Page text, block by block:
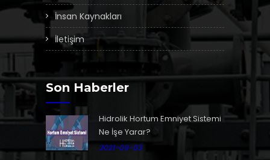
İnsan Kaynakları
İletişim
Son Haberler
Hidrolik Hortum Emniyet Sistemi
Ne İşe Yarar?
2021-09-03